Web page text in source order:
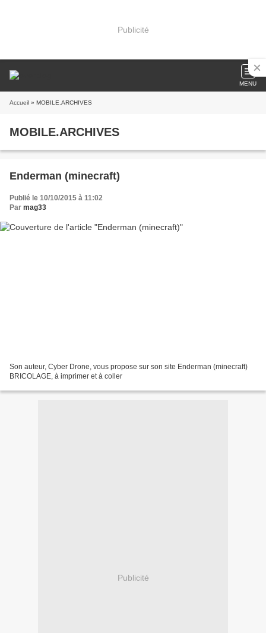
Publicité
MENU
Accueil » MOBILE.ARCHIVES
MOBILE.ARCHIVES
Enderman (minecraft)
Publié le 10/10/2015 à 11:02
Par mag33
Son auteur, Cyber Drone, vous propose sur son site Enderman (minecraft)
BRICOLAGE, à imprimer et à coller
Publicité